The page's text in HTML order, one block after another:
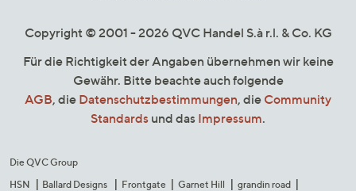
Copyright © 2001 - 2026 QVC Handel S.à r.l. & Co. KG
Für die Richtigkeit der Angaben übernehmen wir keine
Gewähr. Bitte beachte auch folgende
AGB, die Datenschutzbestimmungen, die Community
Standards und das Impressum.
Die QVC Group
HSN
Ballard Designs Frontgate Garnet Hill
grandin road